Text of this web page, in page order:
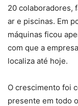
20 colaboradores,
ar e piscinas. Em
máquinas ficou
com que a
localiza até hoje.
O crescimento foi
presente em todo